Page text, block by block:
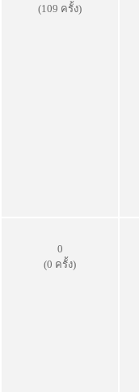
(109 ครั้ง)
0
(0 ครั้ง)